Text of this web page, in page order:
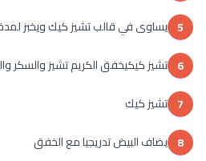
5 يساوى في قالب تشيز كيك ويخبز لمدة 10 دقائق
6 تشيز كيكيخفق الكريم تشيز والسكر
7 تشيز كيك
8 يضاف البيض تدريجيا مع الخفق